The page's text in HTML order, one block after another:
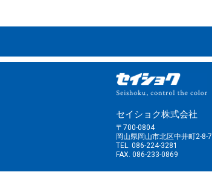
セイショク株式会社
〒700-0804
岡山県岡山市北区中井町2-8-7
TEL. 086-224-3281
FAX. 086-233-0869